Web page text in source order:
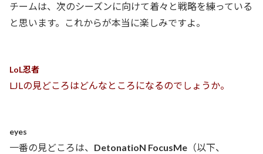
チームは、次のシーズンに向けて着々と戦略を練っている
と思います。これからが本当に楽しみですよ。
LoL忍者
LJLの見どころはどんなところになるのでしょうか。
eyes
一番の見どころは、 DetonatioN FocusMe （以下、